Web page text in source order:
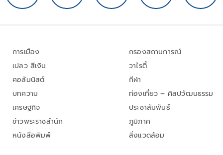
การเมือง
เปลว สีเงิน
คอลัมนิสต์
บทความ
เศรษฐกิจ
ข่าวพระราชสำนัก
หนังสือพิมพ์
กรองสถานการณ์
วาไรตี้
กีฬา
ท่องเที่ยว – ศิลปวัฒนธรรม
ประชาสัมพันธ์
ภูมิภาค
สิ่งแวดล้อม